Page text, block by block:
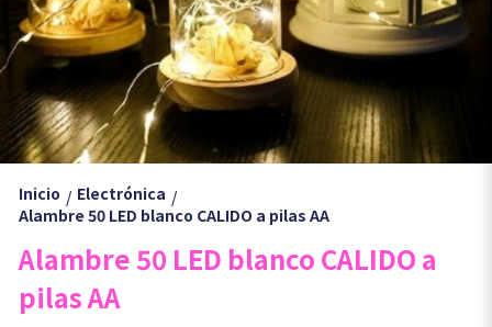
Inicio / Electrónica /
Alambre 50 LED blanco CALIDO a pilas AA
Alambre 50 LED blanco CALIDO a
pilas AA